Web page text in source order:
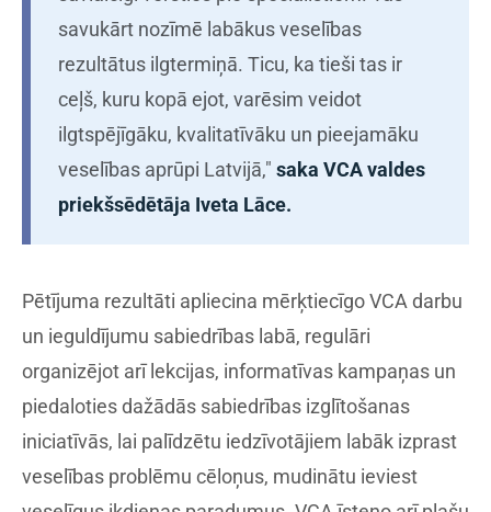
savukārt nozīmē labākus veselības
rezultātus ilgtermiņā. Ticu, ka tieši tas ir
ceļš, kuru kopā ejot, varēsim veidot
ilgtspējīgāku, kvalitatīvāku un pieejamāku
veselības aprūpi Latvijā," saka VCA valdes
priekšsēdētāja Iveta Lāce.
Pētījuma rezultāti apliecina mērķtiecīgo VCA darbu
un ieguldījumu sabiedrības labā, regulāri
organizējot arī lekcijas, informatīvas kampaņas un
piedaloties dažādās sabiedrības izglītošanas
iniciatīvās, lai palīdzētu iedzīvotājiem labāk izprast
veselības problēmu cēloņus, mudinātu ieviest